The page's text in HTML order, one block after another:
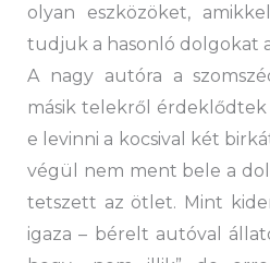
olyan eszközöket,
tudjuk a hasonló dolgokat
A nagy autóra a
másik telekről
e levinni a kocsival két
végül nem ment bele a
tetszett az ötlet. Mint
igaza – bérelt autóval